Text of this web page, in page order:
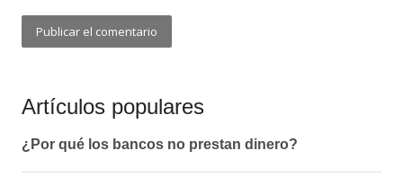
Artículos populares